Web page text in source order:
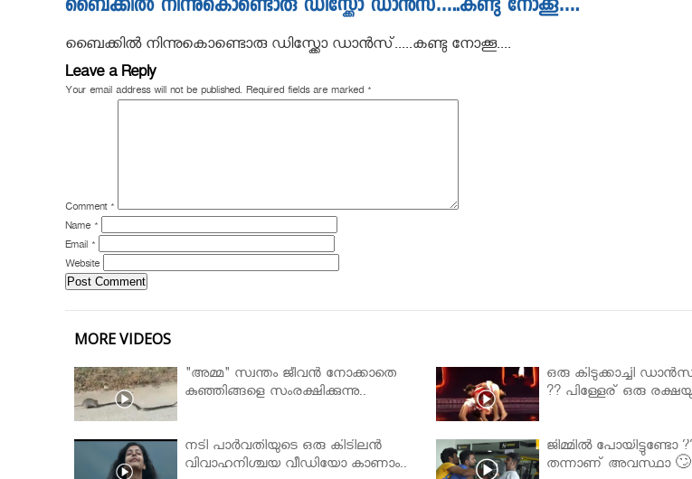
ബൈക്കിൽ നിന്നുകൊണ്ടൊരു ഡിസ്ക്കോ ഡാൻസ്…..കണ്ടു നോക്കൂ….
ബൈക്കിൽ നിന്നുകൊണ്ടൊരു ഡിസ്ക്കോ ഡാൻസ്.....കണ്ടു നോക്കൂ....
Leave a Reply
Your email address will not be published. Required fields are marked *
Comment *
Name *
Email *
Website
MORE VIDEOS
"അമ്മ" സ്വന്തം ജീവൻ നോക്കാതെ
കുഞ്ഞിങ്ങളെ സംരക്ഷിക്കുന്നു..
ഒരു കിടുക്കാച്ചി
?? പിള്ളേര് ഒരു
നടി പാർവതിയുടെ ഒരു കിടിലൻ
വിവാഹനിശ്ചയ വീഡിയോ കാണാം..
ജിമ്മിൽ പോയിട്ടുണ്ടോ
തന്നാണ് അവസ്ഥാ